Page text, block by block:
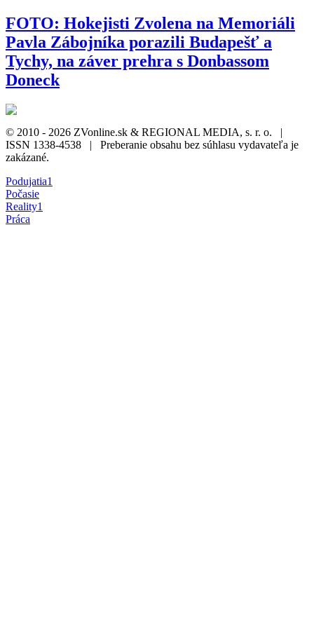
FOTO: Hokejisti Zvolena na Memoriáli
Pavla Zábojníka porazili Budapešť a
Tychy, na záver prehra s Donbassom
Doneck
© 2010 - 2026 ZVonline.sk & REGIONAL MEDIA, s. r. o. |
ISSN 1338-4538 | Preberanie obsahu bez súhlasu vydavateľa je
zakázané.
Podujatia1
Počasie
Reality1
Práca